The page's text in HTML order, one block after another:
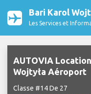
Bari Karol
Les Services et
AUTOVIA
Wojtyła Aéroport
Classe #14 De 27